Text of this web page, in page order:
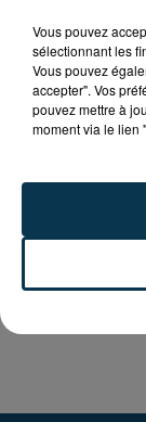
150 vins à
Dégustation
charcuteries,
Vous pouvez
sélectionnant les
Vous pouvez
accepter". Vos
pouvez mettre à
moment via le lien